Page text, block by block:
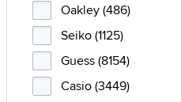
Oakley (486)
Seiko (1125)
Guess (8154)
Casio (3449)